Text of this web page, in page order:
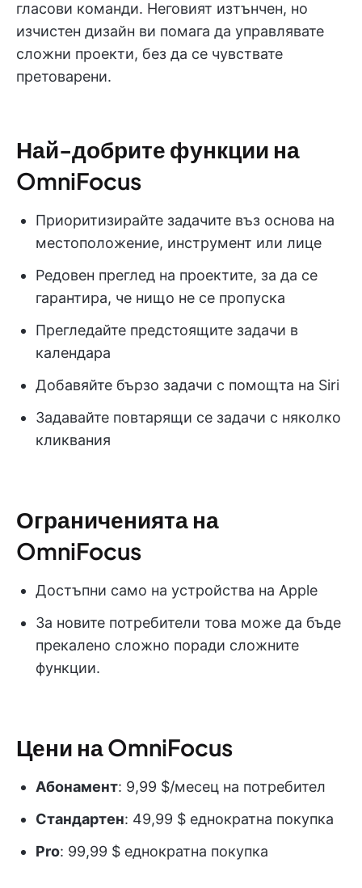
гласови команди. Неговият изтънчен, но
изчистен дизайн ви помага да управлявате
сложни проекти, без да се чувствате
претоварени.
Най-добрите функции на
OmniFocus
Приоритизирайте задачите въз основа на
местоположение, инструмент или лице
Редовен преглед на проектите, за да се
гарантира, че нищо не се пропуска
Прегледайте предстоящите задачи в
календара
Добавяйте бързо задачи с помощта на Siri
Задавайте повтарящи се задачи с няколко
кликвания
Ограниченията на
OmniFocus
Достъпни само на устройства на Apple
За новите потребители това може да бъде
прекалено сложно поради сложните
функции.
Цени на OmniFocus
Абонамент: 9,99 $/месец на потребител
Стандартен: 49,99 $ еднократна покупка
Pro: 99,99 $ еднократна покупка